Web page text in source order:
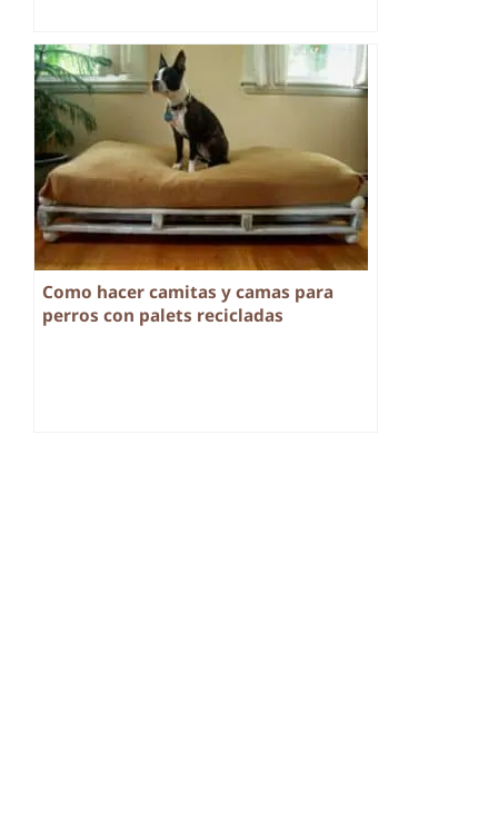
Como hacer camitas y camas para
perros con palets recicladas